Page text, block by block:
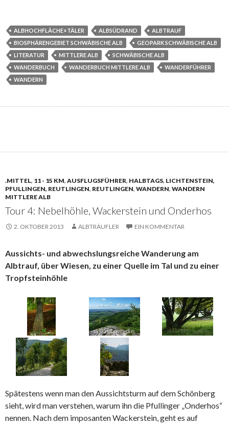
ALBHOCHFLÄCHE+TÄLER ALBSÜDRAND
ALBTRAUF
BIOSPHÄRENGEBIET SCHWÄBISCHE ALB
GEOPARK SCHWÄBISCHE ALB
LITERATUR
MITTLERE ALB
SCHWÄBISCHE ALB
WANDERBUCH
WANDERBUCH MITTLERE ALB
WANDERFÜHRER
WANDERN
.MITTEL, 11 - 15 KM, AUSFLUGSFÜHRER, HALBTAGS, LICHTENSTEIN,
PFULLINGEN, REUTLINGEN, REUTLINGEN, WANDERN, WANDERN
MITTLERE ALB
Tour 4: Nebelhöhle, Wackerstein und Onderhos
2. OKTOBER 2013 ALBTRÄUFLER EIN KOMMENTAR
Aussichts- und abwechslungsreiche Wanderung am
Albtrauf, über Wiesen, zu einer Quelle im Tal und zu einer
Tropfsteinhöhle
Spätestens wenn man den Aussichtsturm auf dem Schönberg
sieht, wird man verstehen, warum ihn die Pfullinger „Onderhos“
nennen. Nach dem imposanten Wackerstein, geht es auf